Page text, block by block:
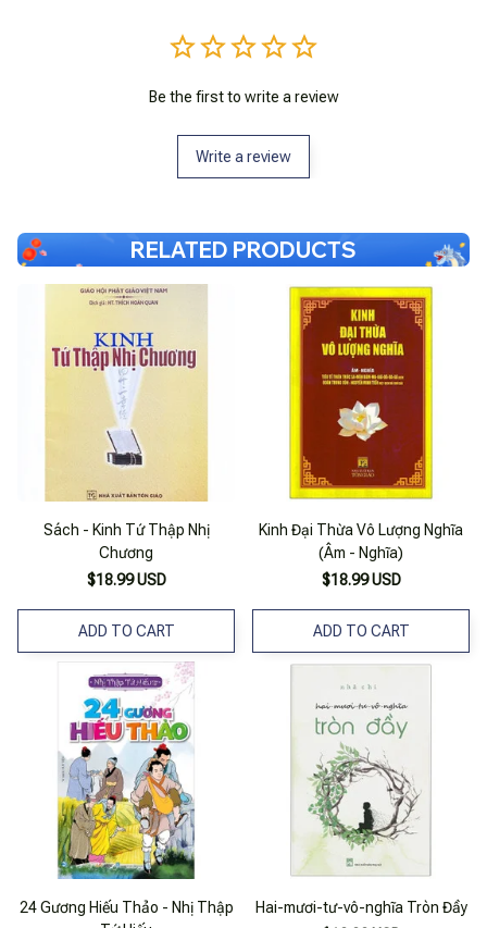
Be the first to write a review
Write a review
RELATED PRODUCTS
Sách - Kinh Tứ Thập Nhị
Chương
$18.99 USD
ADD TO CART
Kinh Đại Thừa Vô Lượng Nghĩa
(Âm - Nghĩa)
$18.99 USD
ADD TO CART
24 Gương Hiếu Thảo - Nhị Thập
Hai-mươi-tư-vô-nghĩa Tròn Đầy